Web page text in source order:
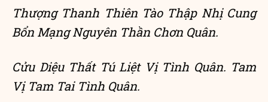
Thượng Thanh Thiên Tào Thập Nhị Cung
Bổn Mạng Nguyên Thần Chơn Quân.
Cửu Diệu Thất Tú Liệt Vị Tình Quân. Tam
Vị Tam Tai Tình Quân.